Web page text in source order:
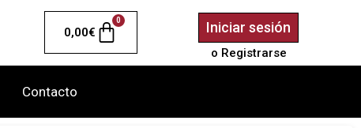
0,00€
0 Iniciar sesión
o Registrarse
Contacto